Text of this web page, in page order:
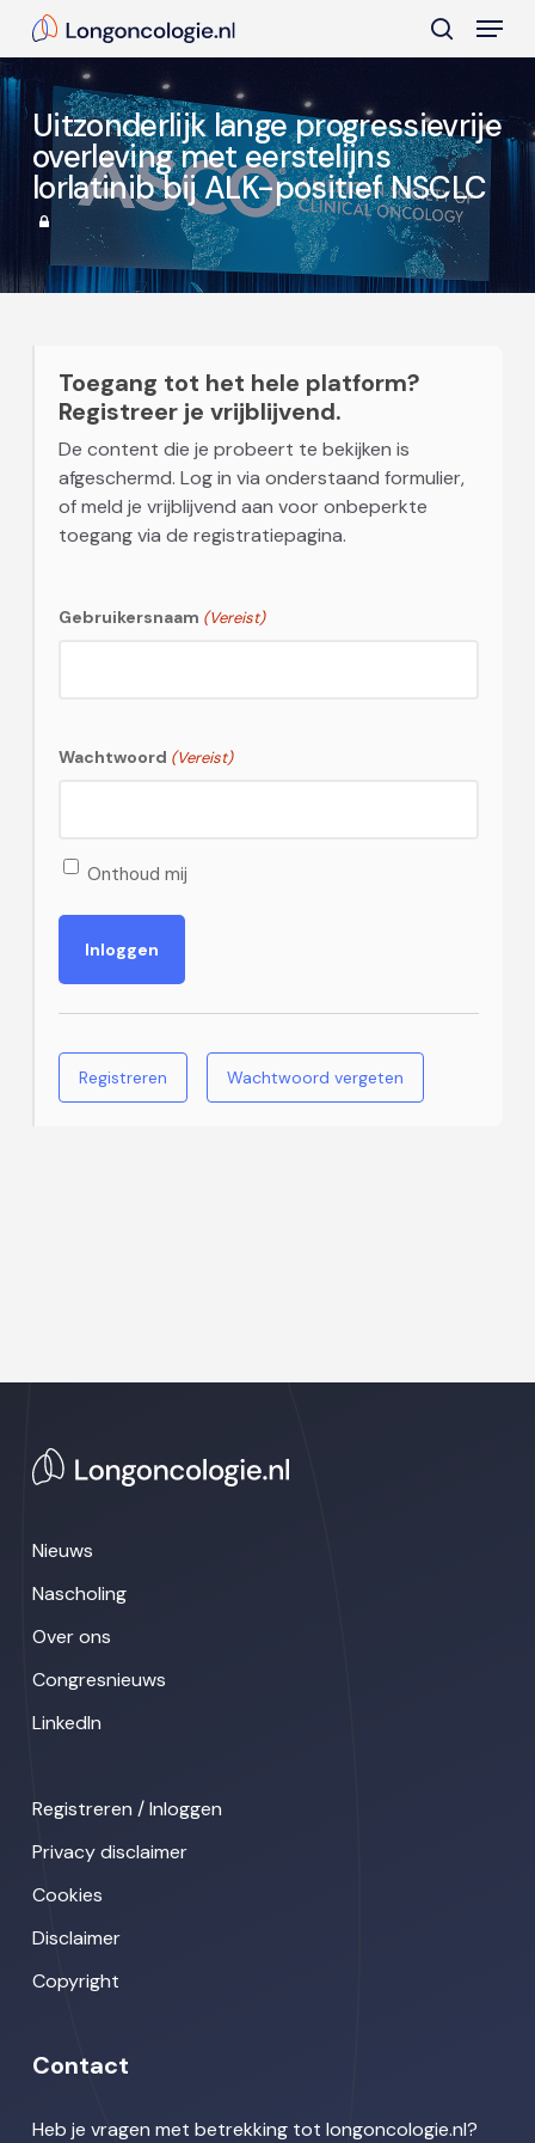
main
content
search
Menu
Uitzonderlijk lange progressievrije
overleving met eerstelijns
lorlatinib bij ALK-positief NSCLC
Toegang tot het hele platform?
Registreer je vrijblijvend.
De content die je probeert te bekijken is
afgeschermd. Log in via onderstaand formulier,
of meld je vrijblijvend aan voor onbeperkte
toegang via de registratiepagina.
Gebruikersnaam (Vereist)
Wachtwoord (Vereist)
Onthoud mij
Registreren Wachtwoord vergeten
Nieuws
Nascholing
Over ons
Congresnieuws
LinkedIn
Registreren / Inloggen
Privacy disclaimer
Cookies
Disclaimer
Copyright
Contact
Heb je vragen met betrekking tot longoncologie.nl?